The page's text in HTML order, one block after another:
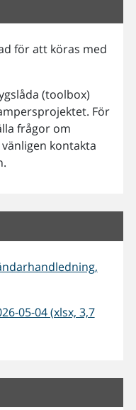
för att köras med
(toolbox)
För
frågor om
kontakta
05-04 (xlsx, 3,7